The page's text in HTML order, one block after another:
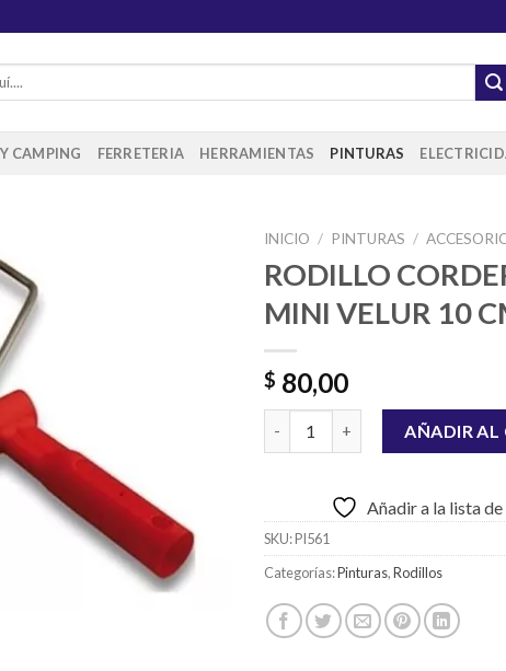
CAMPING FERRETERIA HERRAMIENTAS PINTURAS
INICIO / PINTURAS /
RODILLO
MINI VELUR 10
$ 80,00
RODILLO CORDERITO MINI
AÑADIR AL
Añadir a la lista de
SKU:PI561
Categorías:Pinturas,Rodillos